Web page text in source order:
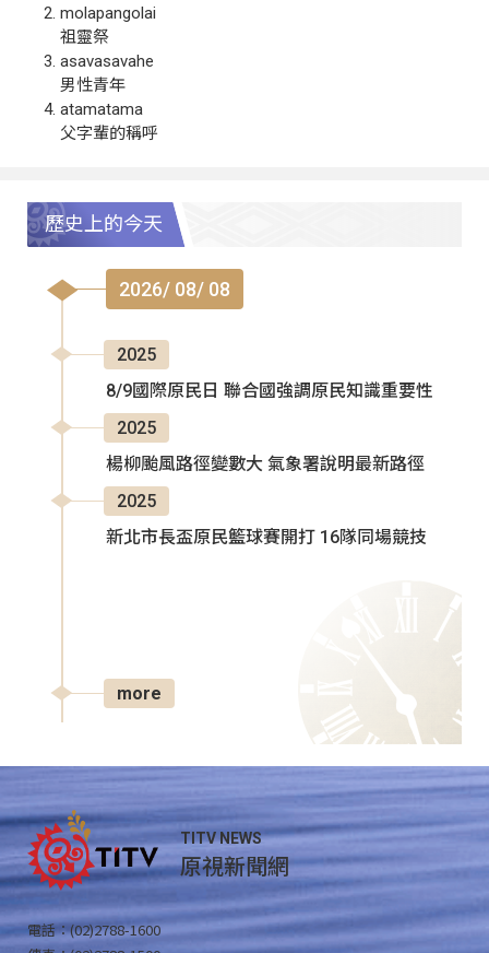
molapangolai
祖靈祭
asavasavahe
男性青年
atamatama
父字輩的稱呼
歷史上的今天
2026/ 08/ 08
2025
8/9國際原民日 聯合國強調原民知識重要性
2025
楊柳颱風路徑變數大 氣象署說明最新路徑
2025
新北市長盃原民籃球賽開打 16隊同場競技
more
TITV NEWS
原視新聞網
電話：(02)2788-1600